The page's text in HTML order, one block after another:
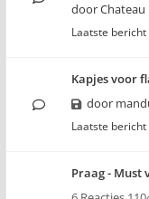
doorChateau
Laatste
Kapjes voor
door
Laatste
Praag - Must